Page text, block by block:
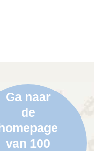
Ga naar
de
van 100